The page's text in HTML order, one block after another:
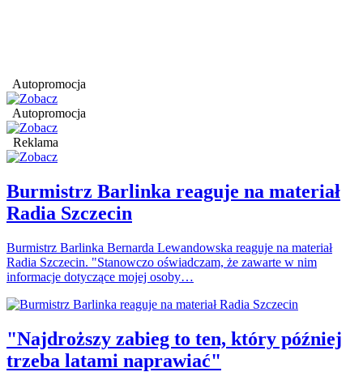
Autopromocja
Autopromocja
Reklama
Burmistrz Barlinka reaguje na materiał
Radia Szczecin
Burmistrz Barlinka Bernarda Lewandowska reaguje na materiał
Radia Szczecin. "Stanowczo oświadczam, że zawarte w nim
informacje dotyczące mojej osoby…
"Najdroższy zabieg to ten, który później
trzeba latami naprawiać"